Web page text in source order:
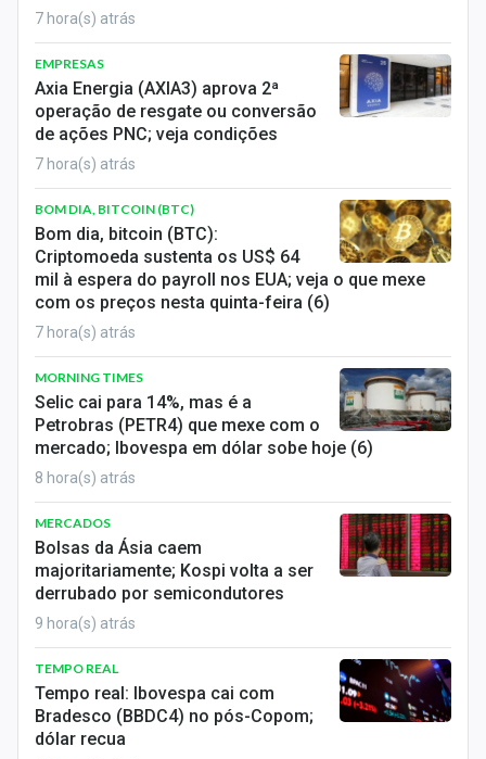
7 hora(s) atrás
EMPRESAS
Axia Energia (AXIA3) aprova 2ª
operação de resgate ou conversão
de ações PNC; veja condições
7 hora(s) atrás
BOM DIA, BITCOIN (BTC)
Bom dia, bitcoin (BTC):
Criptomoeda sustenta os US$ 64
mil à espera do payroll nos EUA; veja o que mexe
com os preços nesta quinta-feira (6)
7 hora(s) atrás
MORNING TIMES
Selic cai para 14%, mas é a
Petrobras (PETR4) que mexe com o
mercado; Ibovespa em dólar sobe hoje (6)
8 hora(s) atrás
MERCADOS
Bolsas da Ásia caem
majoritariamente; Kospi volta a ser
derrubado por semicondutores
9 hora(s) atrás
TEMPO REAL
Tempo real: Ibovespa cai com
Bradesco (BBDC4) no pós-Copom;
dólar recua